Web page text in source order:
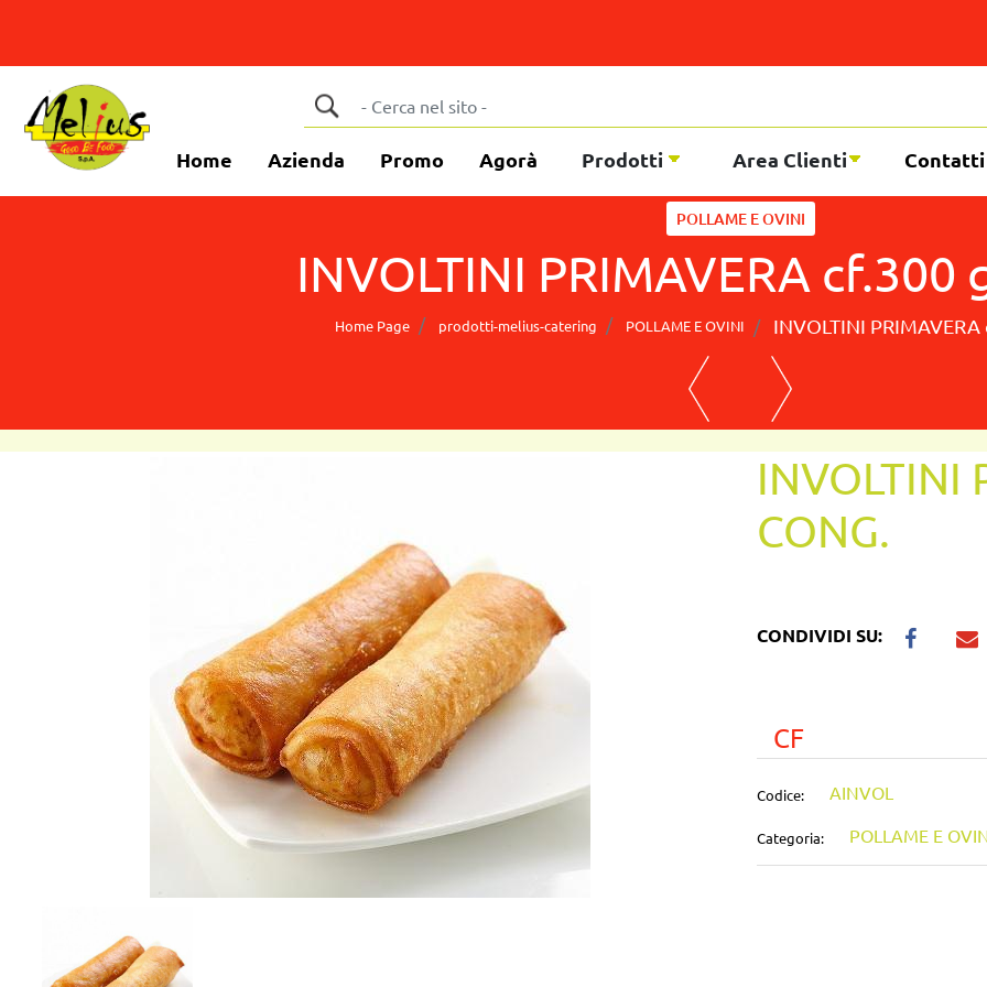
Home Azienda Promo Agorà Prodotti Area Clienti Contatti
POLLAME E OVINI
INVOLTINI PRIMAVERA cf.300
Home Page prodotti-melius-catering POLLAME E OVINI INVOLTINI PRIMAVERA
INVOLTINI
CONG.
CONDIVIDI SU:
CF
Codice: AINVOL
Categoria: POLLAME E